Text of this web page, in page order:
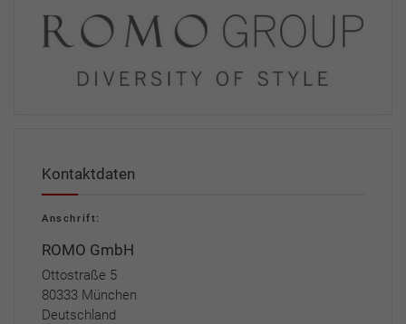
Kontaktdaten
Anschrift:
ROMO GmbH
Ottostraße 5
80333 München
Deutschland